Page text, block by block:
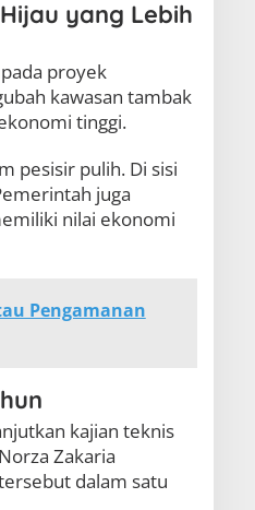
yang Lebih
proyek
kawasan tambak
tinggi.
pesisir pulih. Di sisi
juga
nilai ekonomi
Pengamanan
kajian teknis
Zakaria
dalam satu